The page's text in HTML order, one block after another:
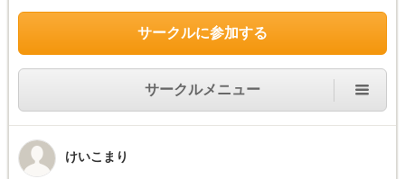
サークルに参加する
サークルメニュー
けいこまり